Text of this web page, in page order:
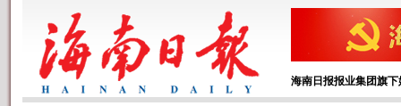
海南日报报业集团旗下